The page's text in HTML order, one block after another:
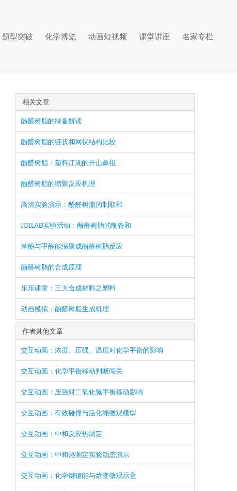
题型突破 化学博览 动画短视频 课堂讲座 名家专栏
相关文章
酚醛树脂的制备解读
酚醛树脂的链状和网状结构比较
酚醛树脂：塑料江湖的开山鼻祖
酚醛树脂的缩聚反应机理
高清实验演示：酚醛树脂的制取和
IOILAB实验活动：酚醛树脂的制备和
苯酚与甲醛能缩聚成酚醛树脂反应
酚醛树脂的合成原理
乐乐课堂：三大合成材料之塑料
动画模拟：酚醛树脂生成机理
作者其他文章
交互动画：浓度、压强、温度对化学平衡的影响
交互动画：化学平衡移动判断闯关
交互动画：压强对二氧化氮平衡移动影响
交互动画：有效碰撞与活化能微观模型
交互动画：中和反应热测定
交互动画：中和热测定实验动态演示
交互动画：化学键键能与焓变微观示意